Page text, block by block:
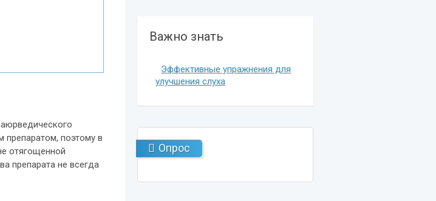
препаратом, поэтому в
отягощенной
препарата не всегда
Важно знать
Эффективные упражнения для
улучшения слуха
Опрос